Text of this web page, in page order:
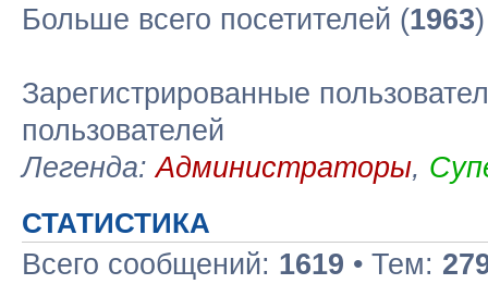
Больше всего посетителей (1963
Зарегистрированные
пользователей
Легенда:Администраторы,
СТАТИСТИКА
Всего сообщений: 1619 • Тем: